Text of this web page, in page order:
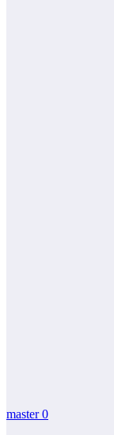
master0